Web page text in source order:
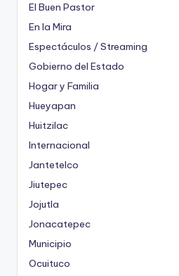
El Buen Pastor
En la Mira
Espectáculos / Streaming
Gobierno del Estado
Hogar y Familia
Hueyapan
Huitzilac
Internacional
Jantetelco
Jiutepec
Jojutla
Jonacatepec
Municipio
Ocuituco